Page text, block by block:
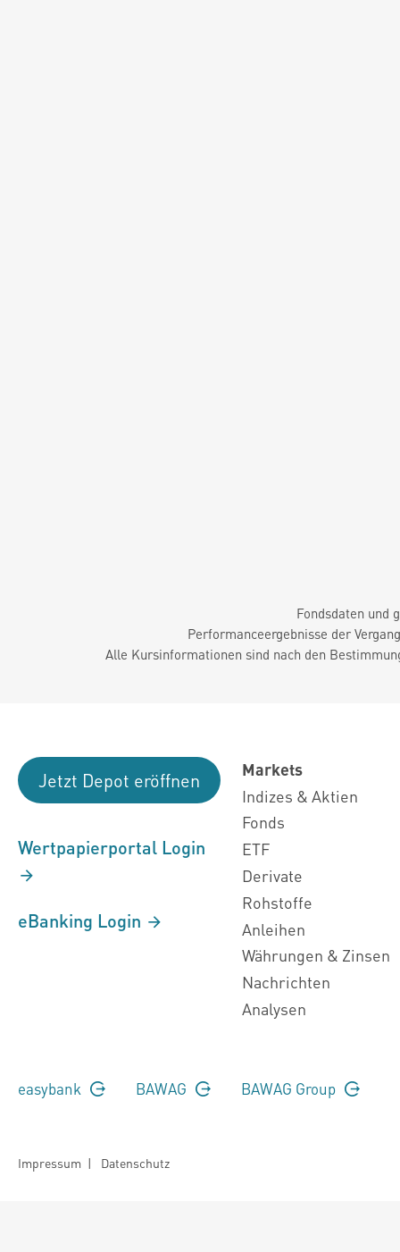
Fondsdaten und
Performanceergebnisse der
Alle Kursinformationen sind nach den
Jetzt Depot eröffnen
Wertpapierportal Login
eBanking Login
Markets
Indizes & Aktien
Fonds
ETF
Derivate
Rohstoffe
Anleihen
Währungen & Zinsen
Nachrichten
Analysen
easybank BAWAG BAWAG Group
Impressum | Datenschutz